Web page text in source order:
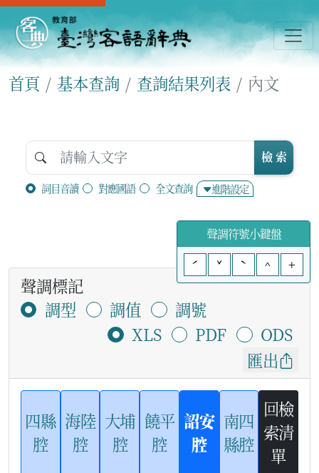
首頁 基本查詢 查詢結果列表 內文
詞目音讀 對應國語 全文查詢 進階設定
檢 索
聲調符號小鍵盤
ˊ
ˇ ˋ ^ +
聲調標記
調型
調值
調號
XLS
PDF
ODS
匯出
四縣
腔
海陸
腔
大埔
腔
饒平
腔
詔安
腔
南四
縣腔
回檢
索清
單